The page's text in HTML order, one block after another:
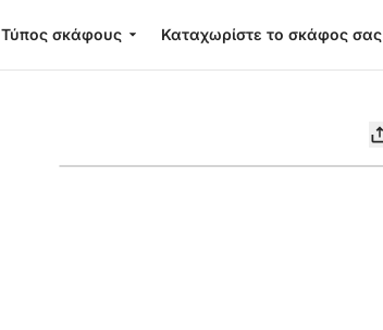
Τύπος σκάφους Καταχωρίστε το σκάφος σας